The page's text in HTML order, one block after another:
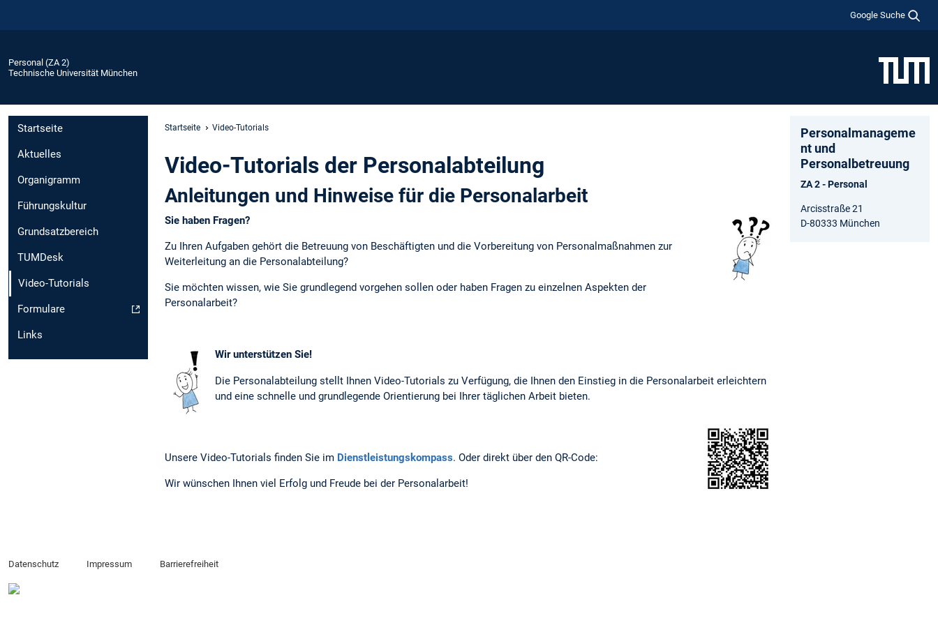
Google Suche
Personal (ZA 2)
Technische Universität München
Startseite
Aktuelles
Organigramm
Führungskultur
Grundsatzbereich
TUMDesk
Video-Tutorials
Formulare
Links
Startseite Video-Tutorials
Video-Tutorials der Personalabteilung
Anleitungen und Hinweise für die Personalarbeit
Sie haben Fragen?
Zu Ihren Aufgaben gehört die Betreuung von Beschäftigten und die Vorbereitung von Personalmaßnahmen zur
Weiterleitung an die Personalabteilung?
Sie möchten wissen, wie Sie grundlegend vorgehen sollen oder haben Fragen zu einzelnen Aspekten der
Personalarbeit?
Wir unterstützen Sie!
Die Personalabteilung stellt Ihnen Video-Tutorials zu Verfügung, die Ihnen den Einstieg in die Personalarbeit erleichtern
und eine schnelle und grundlegende Orientierung bei Ihrer täglichen Arbeit bieten.
Unsere Video-Tutorials finden Sie im Dienstleistungskompass. Oder direkt über den QR-Code:
Wir wünschen Ihnen viel Erfolg und Freude bei der Personalarbeit!
Personalmanageme
nt und
Personalbetreuung
ZA 2 - Personal
Arcisstraße 21
D-80333 München
Datenschutz Impressum Barrierefreiheit